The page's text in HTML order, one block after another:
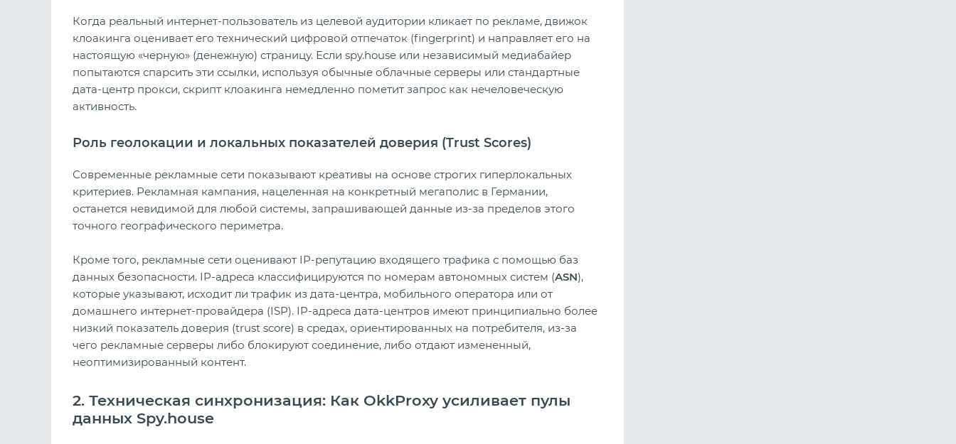
Когда реальный интернет-пользователь из целевой аудитории кликает по рекламе, движок
клоакинга оценивает его технический цифровой отпечаток (fingerprint) и направляет его на
настоящую «черную» (денежную) страницу. Если spy.house или независимый медиабайер
попытаются спарсить эти ссылки, используя обычные облачные серверы или стандартные
дата-центр прокси, скрипт клоакинга немедленно пометит запрос как нечеловеческую
активность.
Роль геолокации и локальных показателей доверия (Trust Scores)
Современные рекламные сети показывают креативы на основе строгих гиперлокальных
критериев. Рекламная кампания, нацеленная на конкретный мегаполис в Германии,
останется невидимой для любой системы, запрашивающей данные из-за пределов этого
точного географического периметра.
Кроме того, рекламные сети оценивают IP-репутацию входящего трафика с помощью баз
данных безопасности. IP-адреса классифицируются по номерам автономных систем (ASN),
которые указывают, исходит ли трафик из дата-центра, мобильного оператора или от
домашнего интернет-провайдера (ISP). IP-адреса дата-центров имеют принципиально более
низкий показатель доверия (trust score) в средах, ориентированных на потребителя, из-за
чего рекламные серверы либо блокируют соединение, либо отдают измененный,
неоптимизированный контент.
2. Техническая синхронизация: Как OkkProxy усиливает пулы
данных Spy.house